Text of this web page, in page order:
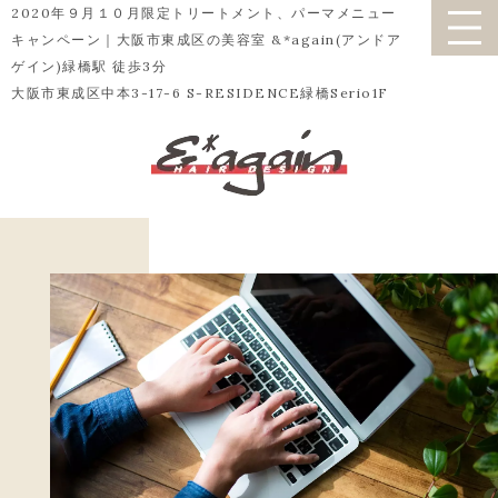
2020年９月１０月限定トリートメント、パーマメニュー
キャンペーン｜大阪市東成区の美容室 &*again(アンドア
ゲイン)緑橋駅 徒歩3分
大阪市東成区中本3-17-6 S-RESIDENCE緑橋Serio1F